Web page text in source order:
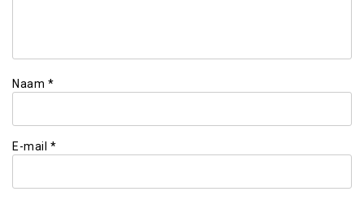
Naam *
E-mail *